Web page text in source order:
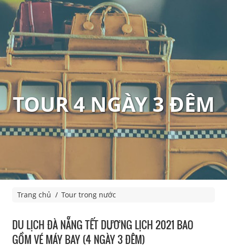
TOUR 4 NGÀY 3 ĐÊM
Trang chủ Tour trong nước
DU LỊCH ĐÀ NẴNG TẾT DƯƠNG LỊCH 2021 BAO
GỒM VÉ MÁY BAY (4 NGÀY 3 ĐÊM)